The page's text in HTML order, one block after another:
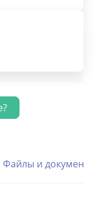
Файлы и документы